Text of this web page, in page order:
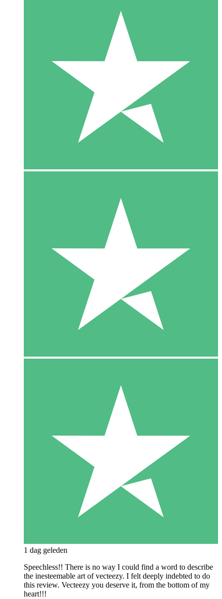
1 dag geleden
Speechless!! There is no way I could find a word to describe
the inesteemable art of vecteezy. I felt deeply indebted to do
this review. Vecteezy you deserve it, from the bottom of my
heart!!!